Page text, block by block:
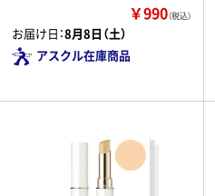
￥990（税込）
お届け日：8月8日（土）
アスクル在庫商品